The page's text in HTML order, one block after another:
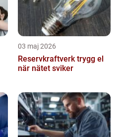
03 maj 2026
Reservkraftverk trygg el
när nätet sviker